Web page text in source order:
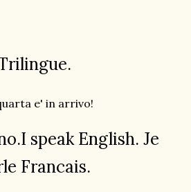
e' in arrivo!
speak English. Je
Francais.